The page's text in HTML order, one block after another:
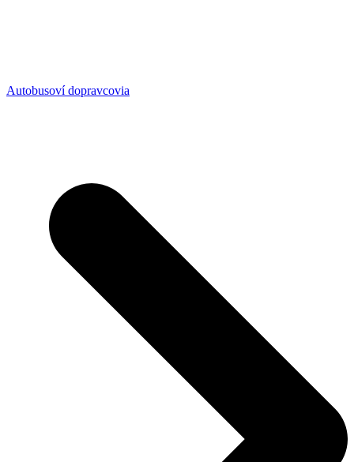
Autobusoví dopravcovia